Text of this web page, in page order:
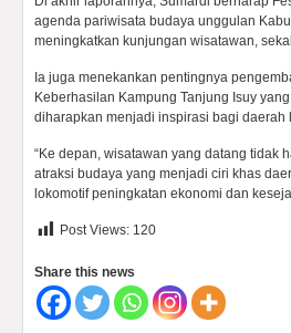
agenda pariwisata budaya unggulan
meningkatkan kunjungan wisatawan,
Ia juga menekankan pentingnya
Keberhasilan Kampung Tanjung Isuy
diharapkan menjadi inspirasi bagi daerah
“Ke depan, wisatawan yang datang tidak
atraksi budaya yang menjadi ciri khas
lokomotif peningkatan ekonomi dan
Post Views: 120
Share this news